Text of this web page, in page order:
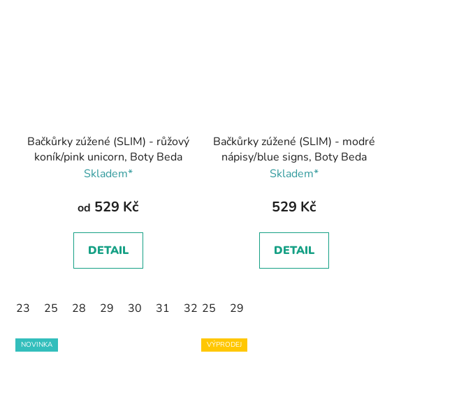
Bačkůrky zúžené (SLIM) - růžový
koník/pink unicorn, Boty Beda
Skladem*
od 529 Kč
DETAIL
23 25 28 29 30 31 32
Bačkůrky zúžené (SLIM) - modré
nápisy/blue signs, Boty Beda
Skladem*
529 Kč
DETAIL
25 29
NOVINKA VÝPRODEJ